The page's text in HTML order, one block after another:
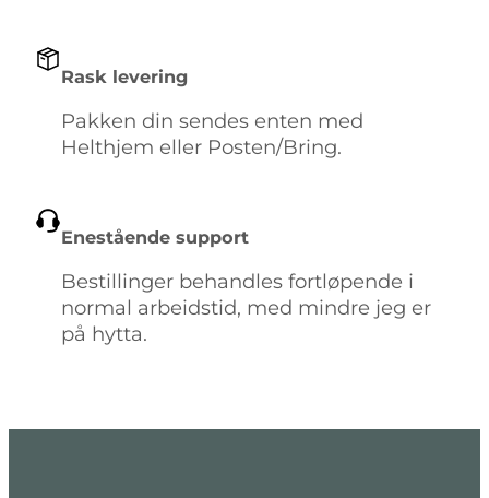
Rask levering
Pakken din sendes enten med
Helthjem eller Posten/Bring.
Enestående support
Bestillinger behandles fortløpende i
normal arbeidstid, med mindre jeg er
på hytta.